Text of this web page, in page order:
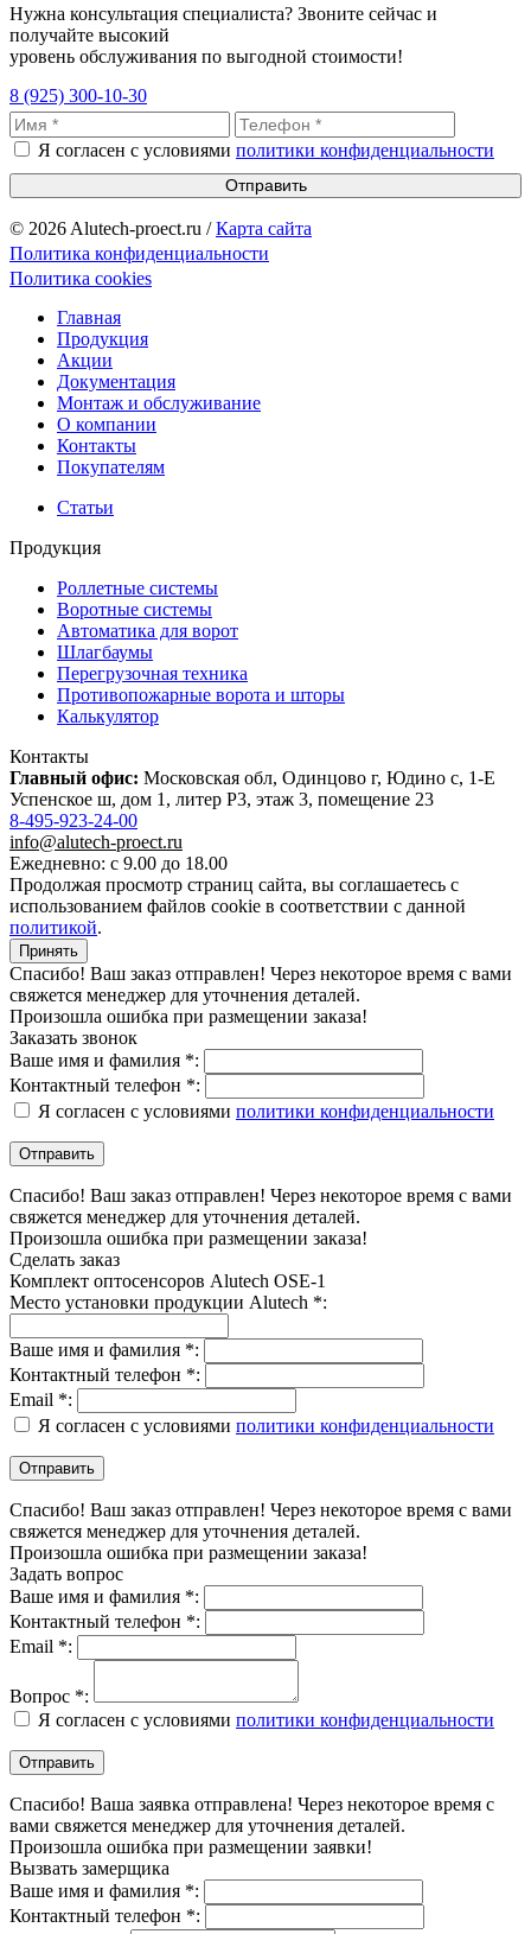
Нужна консультация специалиста? Звоните сейчас и
получайте высокий
уровень обслуживания по выгодной стоимости!
8 (925) 300-10-30
Я согласен с условиями политики конфиденциальности
Отправить
© 2026 Alutech-proect.ru /Карта сайта
Политика конфиденциальности
Политика cookies
Главная
Продукция
Акции
Документация
Монтаж и обслуживание
О компании
Контакты
Покупателям
Статьи
Продукция
Роллетные системы
Воротные системы
Автоматика для ворот
Шлагбаумы
Перегрузочная техника
Противопожарные ворота и шторы
Калькулятор
Контакты
Главный офис: Московская обл, Одинцово г, Юдино с, 1-Е
Успенское ш, дом 1, литер Р3, этаж 3, помещение 23
8-495-923-24-00
info@alutech-proect.ru
Ежедневно: с 9.00 до 18.00
Продолжая просмотр страниц сайта, вы соглашаетесь с
использованием файлов cookie в соответствии с данной
политикой.
Принять
Спасибо! Ваш заказ отправлен! Через некоторое время с вами
свяжется менеджер для уточнения деталей.
Произошла ошибка при размещении заказа!
Заказать звонок
Ваше имя и фамилия *:
Контактный телефон *:
Я согласен с условиями политики конфиденциальности
Спасибо! Ваш заказ отправлен! Через некоторое время с вами
свяжется менеджер для уточнения деталей.
Произошла ошибка при размещении заказа!
Сделать заказ
Комплект оптосенсоров Alutech OSE-1
Место установки продукции Alutech *:
Ваше имя и фамилия *:
Контактный телефон *:
Email *:
Я согласен с условиями политики конфиденциальности
Спасибо! Ваш заказ отправлен! Через некоторое время с вами
свяжется менеджер для уточнения деталей.
Произошла ошибка при размещении заказа!
Задать вопрос
Ваше имя и фамилия *:
Контактный телефон *:
Email *:
Вопрос *:
Я согласен с условиями политики конфиденциальности
Спасибо! Ваша заявка отправлена! Через некоторое время с
вами свяжется менеджер для уточнения деталей.
Произошла ошибка при размещении заявки!
Вызвать замерщика
Ваше имя и фамилия *:
Контактный телефон *: